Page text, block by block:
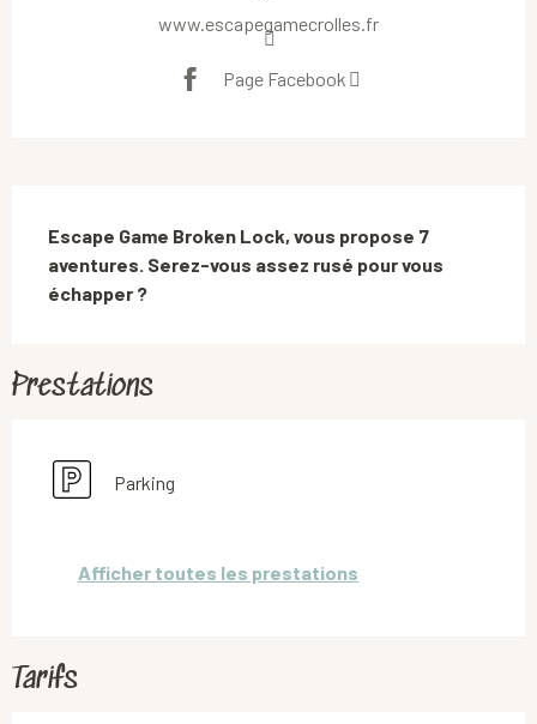
www.escapegamecrolles.fr
Page Facebook
Escape Game Broken Lock, vous propose 7
aventures. Serez-vous assez rusé pour vous
échapper ?
Prestations
Parking
Afficher toutes les prestations
Tarifs